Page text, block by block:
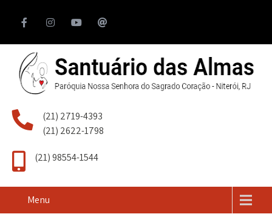
(21) 2719-4393
(21) 2622-1798
(21) 98554-1544
Menu